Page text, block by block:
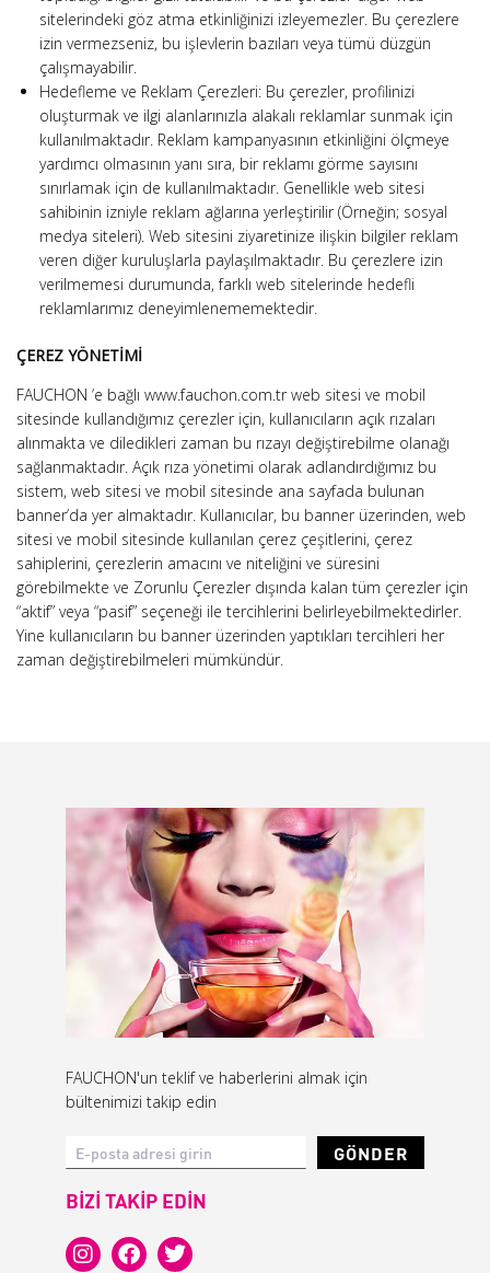
sitelerindeki göz atma etkinliğinizi izleyemezler. Bu çerezlere
izin vermezseniz, bu işlevlerin bazıları veya tümü düzgün
çalışmayabilir.
Hedefleme ve Reklam Çerezleri: Bu çerezler, profilinizi
oluşturmak ve ilgi alanlarınızla alakalı reklamlar sunmak için
kullanılmaktadır. Reklam kampanyasının etkinliğini ölçmeye
yardımcı olmasının yanı sıra, bir reklamı görme sayısını
sınırlamak için de kullanılmaktadır. Genellikle web sitesi
sahibinin izniyle reklam ağlarına yerleştirilir (Örneğin; sosyal
medya siteleri). Web sitesini ziyaretinize ilişkin bilgiler reklam
veren diğer kuruluşlarla paylaşılmaktadır. Bu çerezlere izin
verilmemesi durumunda, farklı web sitelerinde hedefli
reklamlarımız deneyimlenememektedir.
ÇEREZ YÖNETİMİ
FAUCHON ’e bağlı www.fauchon.com.tr web sitesi ve mobil
sitesinde kullandığımız çerezler için, kullanıcıların açık rızaları
alınmakta ve diledikleri zaman bu rızayı değiştirebilme olanağı
sağlanmaktadır. Açık rıza yönetimi olarak adlandırdığımız bu
sistem, web sitesi ve mobil sitesinde ana sayfada bulunan
banner’da yer almaktadır. Kullanıcılar, bu banner üzerinden, web
sitesi ve mobil sitesinde kullanılan çerez çeşitlerini, çerez
sahiplerini, çerezlerin amacını ve niteliğini ve süresini
görebilmekte ve Zorunlu Çerezler dışında kalan tüm çerezler için
“aktif” veya “pasif” seçeneği ile tercihlerini belirleyebilmektedirler.
Yine kullanıcıların bu banner üzerinden yaptıkları tercihleri her
zaman değiştirebilmeleri mümkündür.
FAUCHON'un teklif ve haberlerini almak için
bültenimizi takip edin
GÖNDER
BİZİ TAKİP EDİN